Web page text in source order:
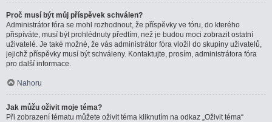
Proč musí být můj příspěvek schválen?
Administrátor fóra se mohl rozhodnout, že příspěvky ve fóru, do kterého
přispíváte, musí být prohlédnuty předtím, než je budou moci zobrazit ostatní
uživatelé. Je také možné, že vás administrátor fóra vložil do skupiny uživatelů,
jejichž příspěvky musí být schváleny. Kontaktujte, prosím, administrátora fóra
pro další informace.
Nahoru
Jak můžu oživit moje téma?
Při zobrazení tématu můžete oživit téma kliknutím na odkaz „Oživit téma“